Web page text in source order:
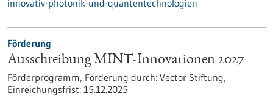
innovativ-photonik-und-quantentechnologien
Förderung
Ausschreibung MINT-Innovationen 2027
Förderprogramm, Förderung durch: Vector Stiftung,
Einreichungsfrist: 15.12.2025